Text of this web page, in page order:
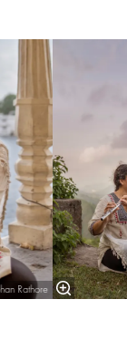
Rathore